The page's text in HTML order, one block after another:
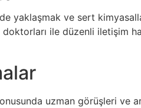
yaklaşmak ve sert
ile düzenli iletişim
uzman görüşleri ve